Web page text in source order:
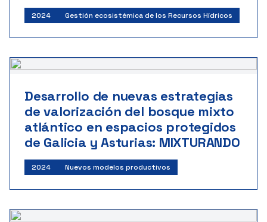
2024 Gestión ecosistémica de los Recursos Hídricos
Desarrollo de nuevas estrategias
de valorización del bosque mixto
atlántico en espacios protegidos
de Galicia y Asturias: MIXTURANDO
2024 Nuevos modelos productivos